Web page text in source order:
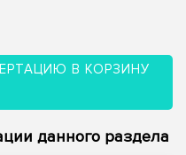
В КОРЗИНУ
данного раздела